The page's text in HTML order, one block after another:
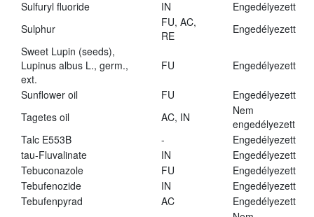
Sulfuryl fluoride
IN
Engedélyezett
Sulphur
FU, AC,
RE
Engedélyezett
Sweet Lupin (seeds),
Lupinus albus L., germ.,
ext.
FU Engedélyezett
Sunflower oil FU
Engedélyezett
Tagetes oil
AC, IN
Nem
engedélyezett
Talc E553B
-
Engedélyezett
tau-Fluvalinate
IN
Engedélyezett
Tebuconazole
FU
Engedélyezett
Tebufenozide
IN
Engedélyezett
Tebufenpyrad
AC
Engedélyezett